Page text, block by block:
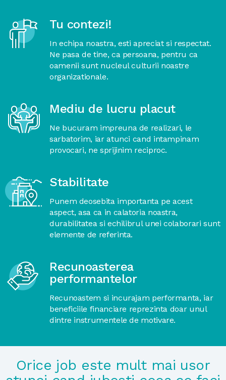
Tu contezi!
In echipa noastra, esti apreciat si respectat.
Ne pasa de tine, ca persoana, pentru ca
oamenii sunt nucleul culturii noastre
organizationale.
Mediu de lucru placut
Ne bucuram impreuna de realizari, le
sarbatorim, iar atunci cand intampinam
provocari, ne sprijinim reciproc.
Stabilitate
Punem deosebita importanta pe acest
aspect, asa ca in calatoria noastra,
durabilitatea si echilibrul unei colaborari sunt
elemente de referinta.
Recunoasterea
performantelor
Recunoastem si incurajam performanta, iar
beneficiile financiare reprezinta doar unul
dintre instrumentele de motivare.
Orice job este mult mai usor